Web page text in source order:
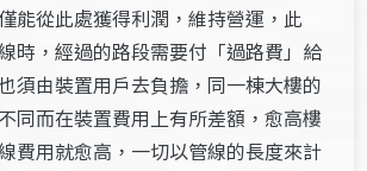
能從此處獲得利潤，維持營運，此
時，經過的路段需要付「過路費」給
須由裝置用戶去負擔，同一棟大樓的
同而在裝置費用上有所差額，愈高樓
費用就愈高，一切以管線的長度來計